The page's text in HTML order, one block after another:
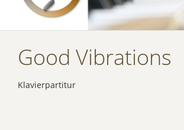
Good Vibrations
Klavierpartitur